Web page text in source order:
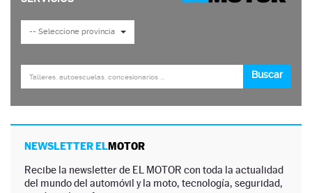
NEWSLETTER ELMOTOR
Recibe la newsletter de EL MOTOR con toda la actualidad
del mundo del automóvil y la moto, tecnología, seguridad,